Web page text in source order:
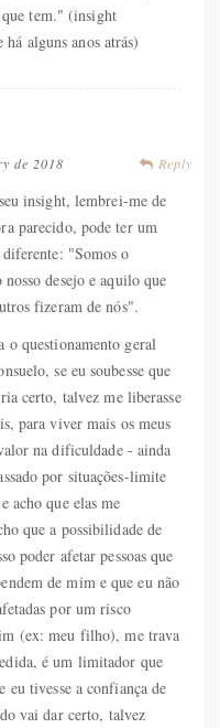
tem." (insight
alguns anos atrás)
Reply
de 2018
insight, lembrei-me de
parecido, pode ter um
"Somos o
desejo e aquilo que
fizeram de nós".
o questionamento geral
se eu soubesse que
certo, talvez me liberasse
para viver mais os meus
na dificuldade - ainda
por situações-limite
acho que elas me
que a possibilidade de
poder afetar pessoas que
de mim e que eu não
por um risco
(ex: meu filho), me trava
é um limitador que
eu tivesse a confiança de
vai dar certo, talvez